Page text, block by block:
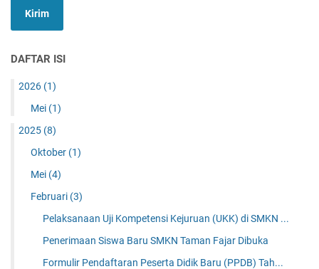
DAFTAR ISI
2026 (1)
Mei (1)
2025 (8)
Oktober (1)
Mei (4)
Februari (3)
Pelaksanaan Uji Kompetensi Kejuruan (UKK) di SMKN ...
Penerimaan Siswa Baru SMKN Taman Fajar Dibuka
Formulir Pendaftaran Peserta Didik Baru (PPDB) Tah...